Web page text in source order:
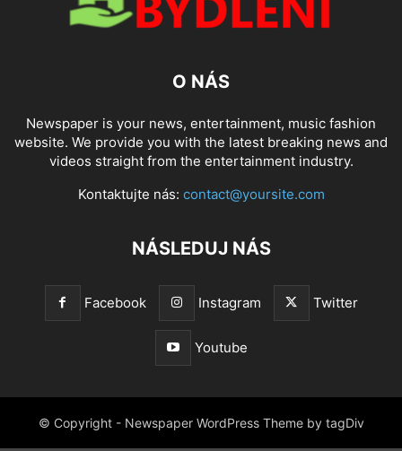
O NÁS
Newspaper is your news, entertainment, music fashion
website. We provide you with the latest breaking news and
videos straight from the entertainment industry.
Kontaktujte nás: contact@yoursite.com
NÁSLEDUJ NÁS
Facebook Instagram Twitter
Youtube
© Copyright - Newspaper WordPress Theme by tagDiv